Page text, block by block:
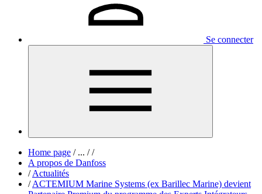
Se connecter
Home page /... / /
A propos de Danfoss
/ Actualités
/ ACTEMIUM Marine Systems (ex Barillec Marine) devient